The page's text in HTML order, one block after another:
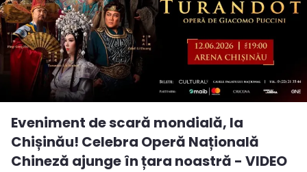
Eveniment de scară mondială, la
Chișinău! Celebra Operă Națională
Chineză ajunge în țara noastră - VIDEO